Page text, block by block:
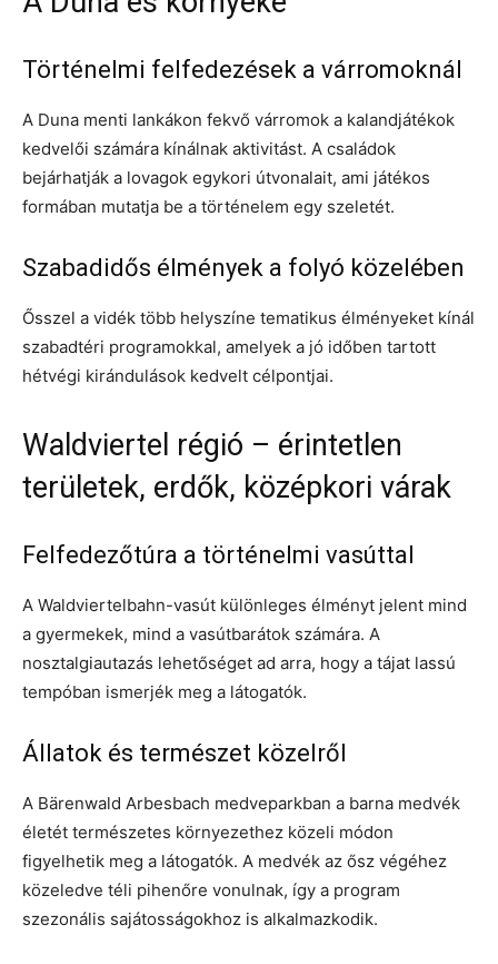
Történelmi felfedezések a várromoknál
A Duna menti lankákon fekvő várromok a kalandjátékok
kedvelői számára kínálnak aktivitást. A családok
bejárhatják a lovagok egykori útvonalait, ami játékos
formában mutatja be a történelem egy szeletét.
Szabadidős élmények a folyó közelében
Ősszel a vidék több helyszíne tematikus élményeket kínál
szabadtéri programokkal, amelyek a jó időben tartott
hétvégi kirándulások kedvelt célpontjai.
Waldviertel régió – érintetlen
területek, erdők, középkori várak
Felfedezőtúra a történelmi vasúttal
A Waldviertelbahn-vasút különleges élményt jelent mind
a gyermekek, mind a vasútbarátok számára. A
nosztalgiautazás lehetőséget ad arra, hogy a tájat lassú
tempóban ismerjék meg a látogatók.
Állatok és természet közelről
A Bärenwald Arbesbach medveparkban a barna medvék
életét természetes környezethez közeli módon
figyelhetik meg a látogatók. A medvék az ősz végéhez
közeledve téli pihenőre vonulnak, így a program
szezonális sajátosságokhoz is alkalmazkodik.